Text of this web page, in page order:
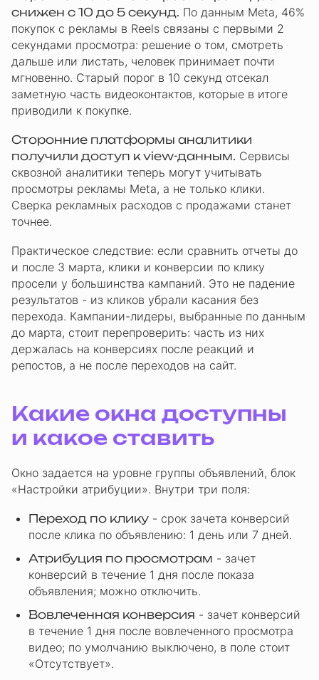
снижен с 10 до 5 секунд. По данным Meta, 46%
покупок с рекламы в Reels связаны с первыми 2
секундами просмотра: решение о том, смотреть
дальше или листать, человек принимает почти
мгновенно. Старый порог в 10 секунд отсекал
заметную часть видеоконтактов, которые в итоге
приводили к покупке.
Сторонние платформы аналитики
получили доступ к view-данным. Сервисы
сквозной аналитики теперь могут учитывать
просмотры рекламы Meta, а не только клики.
Сверка рекламных расходов с продажами станет
точнее.
Практическое следствие: если сравнить отчеты до
и после 3 марта, клики и конверсии по клику
просели у большинства кампаний. Это не падение
результатов - из кликов убрали касания без
перехода. Кампании-лидеры, выбранные по данным
до марта, стоит перепроверить: часть из них
держалась на конверсиях после реакций и
репостов, а не после переходов на сайт.
Какие окна доступны
и какое ставить
Окно задается на уровне группы объявлений, блок
«Настройки атрибуции». Внутри три поля:
Переход по клику - срок зачета конверсий
после клика по объявлению: 1 день или 7 дней.
Атрибуция по просмотрам - зачет
конверсий в течение 1 дня после показа
объявления; можно отключить.
Вовлеченная конверсия - зачет конверсий
в течение 1 дня после вовлеченного просмотра
видео; по умолчанию выключено, в поле стоит
«Отсутствует».